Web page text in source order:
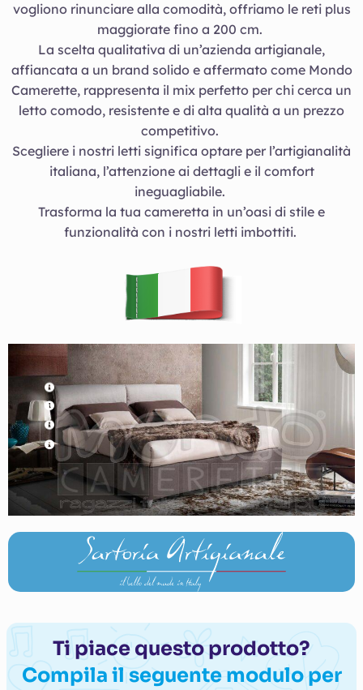
vogliono rinunciare alla comodità, offriamo le reti plus
maggiorate fino a 200 cm.
La scelta qualitativa di un’azienda artigianale,
affiancata a un brand solido e affermato come Mondo
Camerette, rappresenta il mix perfetto per chi cerca un
letto comodo, resistente e di alta qualità a un prezzo
competitivo.
Scegliere i nostri letti significa optare per l’artigianalità
italiana, l’attenzione ai dettagli e il comfort
ineguagliabile.
Trasforma la tua cameretta in un’oasi di stile e
funzionalità con i nostri letti imbottiti.
Ti piace questo prodotto?
Compila il seguente modulo per